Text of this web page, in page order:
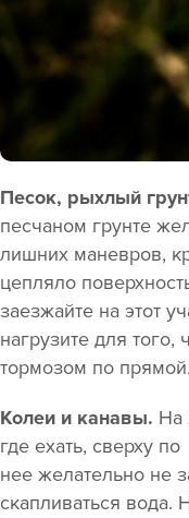
Песок, рыхлый
песчаном грунте
лишних маневров,
цепляло
заезжайте на этот
нагрузите для
тормозом по
Колеи и канавы. На
где ехать, сверху
нее желательно не
скапливаться вода.